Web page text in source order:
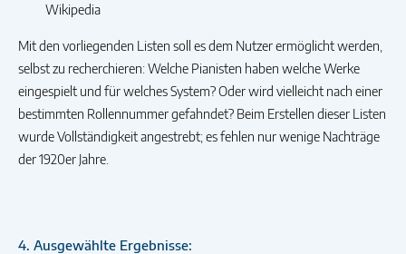
Wikipedia
Mit den vorliegenden Listen soll es dem Nutzer ermöglicht werden,
selbst zu recherchieren: Welche Pianisten haben welche Werke
eingespielt und für welches System? Oder wird vielleicht nach einer
bestimmten Rollennummer gefahndet? Beim Erstellen dieser Listen
wurde Vollständigkeit angestrebt; es fehlen nur wenige Nachträge
der 1920er Jahre.
4. Ausgewählte Ergebnisse: